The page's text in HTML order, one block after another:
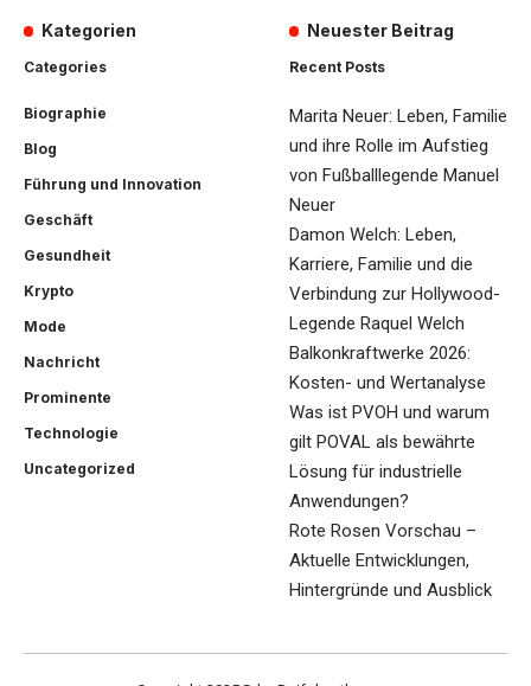
Kategorien
Categories
Biographie
Blog
Führung und Innovation
Geschäft
Gesundheit
Krypto
Mode
Nachricht
Prominente
Technologie
Uncategorized
Neuester Beitrag
Recent Posts
Marita Neuer: Leben, Familie
und ihre Rolle im Aufstieg
von Fußballlegende Manuel
Neuer
Damon Welch: Leben,
Karriere, Familie und die
Verbindung zur Hollywood-
Legende Raquel Welch
Balkonkraftwerke 2026:
Kosten- und Wertanalyse
Was ist PVOH und warum
gilt POVAL als bewährte
Lösung für industrielle
Anwendungen?
Rote Rosen Vorschau –
Aktuelle Entwicklungen,
Hintergründe und Ausblick